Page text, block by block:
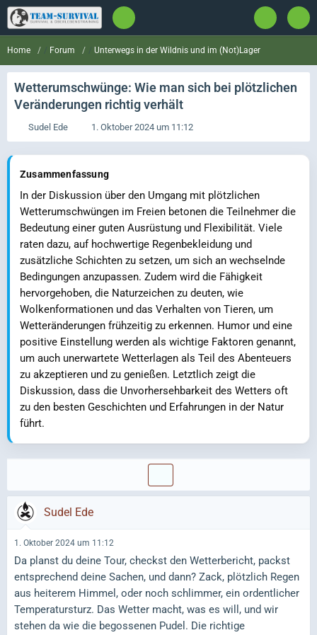
Home Forum Unterwegs in der Wildnis und im (Not)Lager
Wetterumschwünge: Wie man sich bei plötzlichen
Veränderungen richtig verhält
Sudel Ede 1. Oktober 2024 um 11:12
Zusammenfassung
In der Diskussion über den Umgang mit plötzlichen
Wetterumschwüngen im Freien betonen die Teilnehmer die
Bedeutung einer guten Ausrüstung und Flexibilität. Viele
raten dazu, auf hochwertige Regenbekleidung und
zusätzliche Schichten zu setzen, um sich an wechselnde
Bedingungen anzupassen. Zudem wird die Fähigkeit
hervorgehoben, die Naturzeichen zu deuten, wie
Wolkenformationen und das Verhalten von Tieren, um
Wetteränderungen frühzeitig zu erkennen. Humor und eine
positive Einstellung werden als wichtige Faktoren genannt,
um auch unerwartete Wetterlagen als Teil des Abenteuers
zu akzeptieren und zu genießen. Letztlich zeigt die
Diskussion, dass die Unvorhersehbarkeit des Wetters oft
zu den besten Geschichten und Erfahrungen in der Natur
führt.
Sudel Ede
1. Oktober 2024 um 11:12
Da planst du deine Tour, checkst den Wetterbericht, packst
entsprechend deine Sachen, und dann? Zack, plötzlich Regen
aus heiterem Himmel, oder noch schlimmer, ein ordentlicher
Temperatursturz. Das Wetter macht, was es will, und wir
stehen da wie die begossenen Pudel. Die richtige